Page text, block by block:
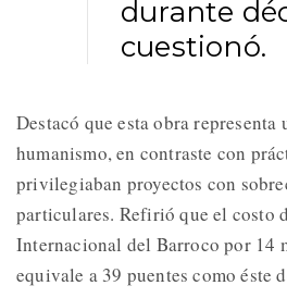
durante
cuestionó.
Destacó que esta obra
humanismo, en contraste con
privilegiaban proyectos con
particulares. Refirió que el costo
Internacional del Barroco por 14
equivale a 39 puentes como éste